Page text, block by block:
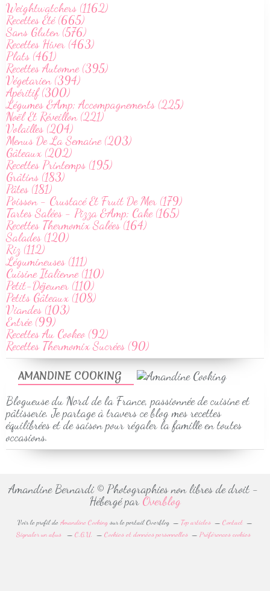
AMANDINE COOKING
Blogueuse du Nord de la France, passionnée de cuisine et
pâtisserie. Je partage à travers ce blog mes recettes
équilibrées et de saison pour régaler la famille en toutes
occasions.
Weightwatchers (1162)
Recettes Été (665)
Sans Gluten (576)
Recettes Hiver (463)
Plats (461)
Recettes Automne (395)
Végetarien (394)
Apéritif (300)
Légumes &Amp; Accompagnements (225)
Noël Et Réveillon (221)
Volailles (204)
Menus De La Semaine (203)
Gâteaux (202)
Recettes Printemps (195)
Grâtins (183)
Pâtes (181)
Poisson - Crustacé Et Fruit De Mer (179)
Tartes Salées - Pizza &Amp; Cake (165)
Recettes Thermomix Salées (164)
Salades (120)
Riz (112)
Légumineuses (111)
Cuisine Italienne (110)
Petit-Déjeuner (110)
Petits Gâteaux (108)
Viandes (103)
Entrée (99)
Recettes Au Cookeo (92)
Recettes Thermomix Sucrées (90)
Amandine Bernardi © Photographies non libres de droit -
Hébergé par Overblog
Voir le profil de Amandine Cooking sur le portail Overblog Top articles
Contact
Signaler un abus
C.G.U. Cookies et données personnelles Préférences cookies